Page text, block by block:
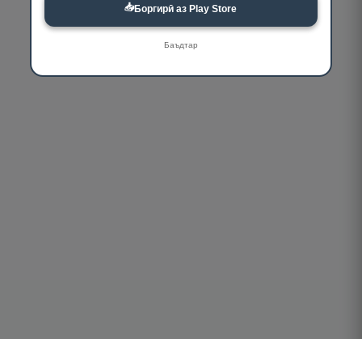
📥Боргирӣ аз Play Store
Баъдтар